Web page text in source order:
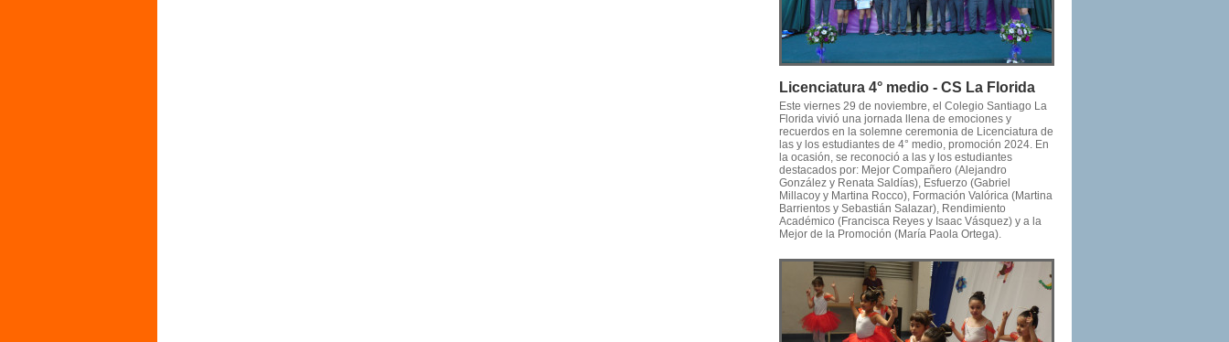
Licenciatura 4° medio - CS La Florida
Este viernes 29 de noviembre, el Colegio Santiago La
Florida vivió una jornada llena de emociones y
recuerdos en la solemne ceremonia de Licenciatura de
las y los estudiantes de 4° medio, promoción 2024. En
la ocasión, se reconoció a las y los estudiantes
destacados por: Mejor Compañero (Alejandro
González y Renata Saldías), Esfuerzo (Gabriel
Millacoy y Martina Rocco), Formación Valórica (Martina
Barrientos y Sebastián Salazar), Rendimiento
Académico (Francisca Reyes y Isaac Vásquez) y a la
Mejor de la Promoción (María Paola Ortega).